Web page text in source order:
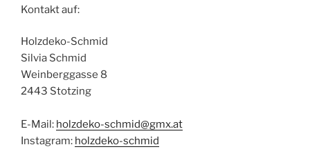
Kontakt auf:
Holzdeko-Schmid
Silvia Schmid
Weinberggasse 8
2443 Stotzing
E-Mail: holzdeko-schmid@gmx.at
Instagram: holzdeko-schmid